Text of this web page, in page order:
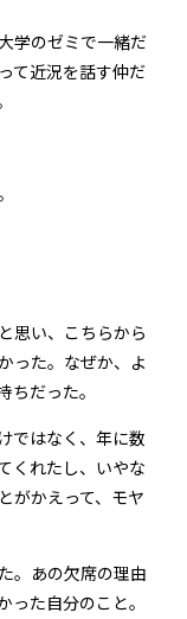
学のゼミで一緒だ
て近況を話す仲だ
思い、こちらから
った。なぜか、よ
だった。
ではなく、年に数
くれたし、いやな
がかえって、モヤ
。あの欠席の理由
た自分のこと。